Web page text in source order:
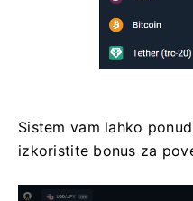
Sistem vam lahko
izkoristite bonus za